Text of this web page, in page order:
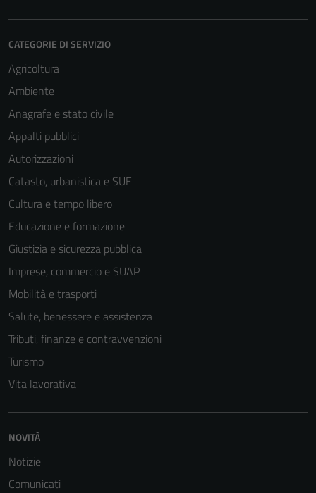
CATEGORIE DI SERVIZIO
Agricoltura
Ambiente
Anagrafe e stato civile
Appalti pubblici
Autorizzazioni
Catasto, urbanistica e SUE
Cultura e tempo libero
Educazione e formazione
Giustizia e sicurezza pubblica
Imprese, commercio e SUAP
Mobilità e trasporti
Salute, benessere e assistenza
Tributi, finanze e contravvenzioni
Turismo
Vita lavorativa
NOVITÀ
Notizie
Comunicati